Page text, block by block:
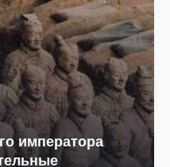
императора